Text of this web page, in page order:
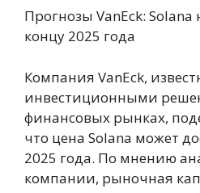
Прогнозы VanEck: Solana
концу 2025 года
Компания VanEck,
инвестиционными
финансовых рынках,
что цена Solana может
2025 года. По мнению
компании, рыночная